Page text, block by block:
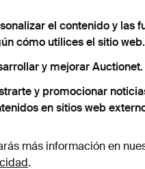
de subastas
el contenido y las
cómo utilices el sitio web.
y mejorar Auctionet.
y promocionar
en sitios web
más información en
.